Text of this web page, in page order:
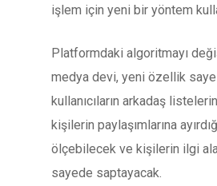
işlem için yeni bir yöntem
Platformdaki algoritmayı
medya devi, yeni özellik
kullanıcıların arkadaş
kişilerin paylaşımlarına
ölçebilecek ve kişilerin ilgi
sayede saptayacak.